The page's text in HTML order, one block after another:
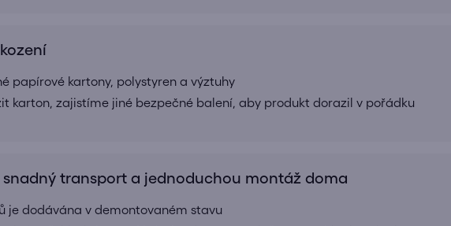
papírové kartony, polystyren a výztuhy
karton, zajistíme jiné bezpečné balení, aby produkt dorazil v pořádku
transport a jednoduchou montáž doma
je dodávána v demontovaném stavu